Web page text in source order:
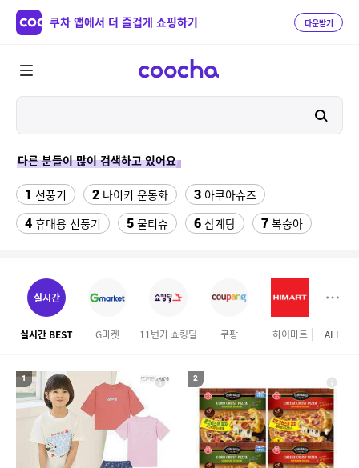
쿠차 앱에서 더 즐겁게 쇼핑하기 다운받기
다른 분들이 많이 검색하고 있어요
1 선풍기 2 나이키 운동화 3 아쿠아슈즈
4 휴대용 선풍기 5 물티슈 6 삼계탕 7 복숭아
11 서울랜드 자유이용권 13 팔찌부자재
14 엄마옷
17 하이원 워터월드 18 테프론 테이프
중고음료수냉장고 스투시 키즈
ALL
실시간
실시간 BEST G마켓 11번가 쇼킹딜 쿠팡 하이마트 이마
1 2